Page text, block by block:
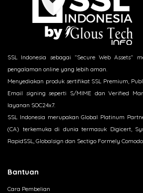
SSL Indonesia sebagai “Secure Web Assets“
pengalaman online yang lebih aman.
Menyediakan produk sertifikat SSL Premium,
Email signing seperti S/MIME dan Verified
layanan SOC24x7.
SSL Indonesia merupakan Global Platinum
(CA) terkemuka di dunia termasuk Digicert,
RapidSSL, Globalsign dan Sectigo Formely Comodo
Bantuan
Cara Pembelian